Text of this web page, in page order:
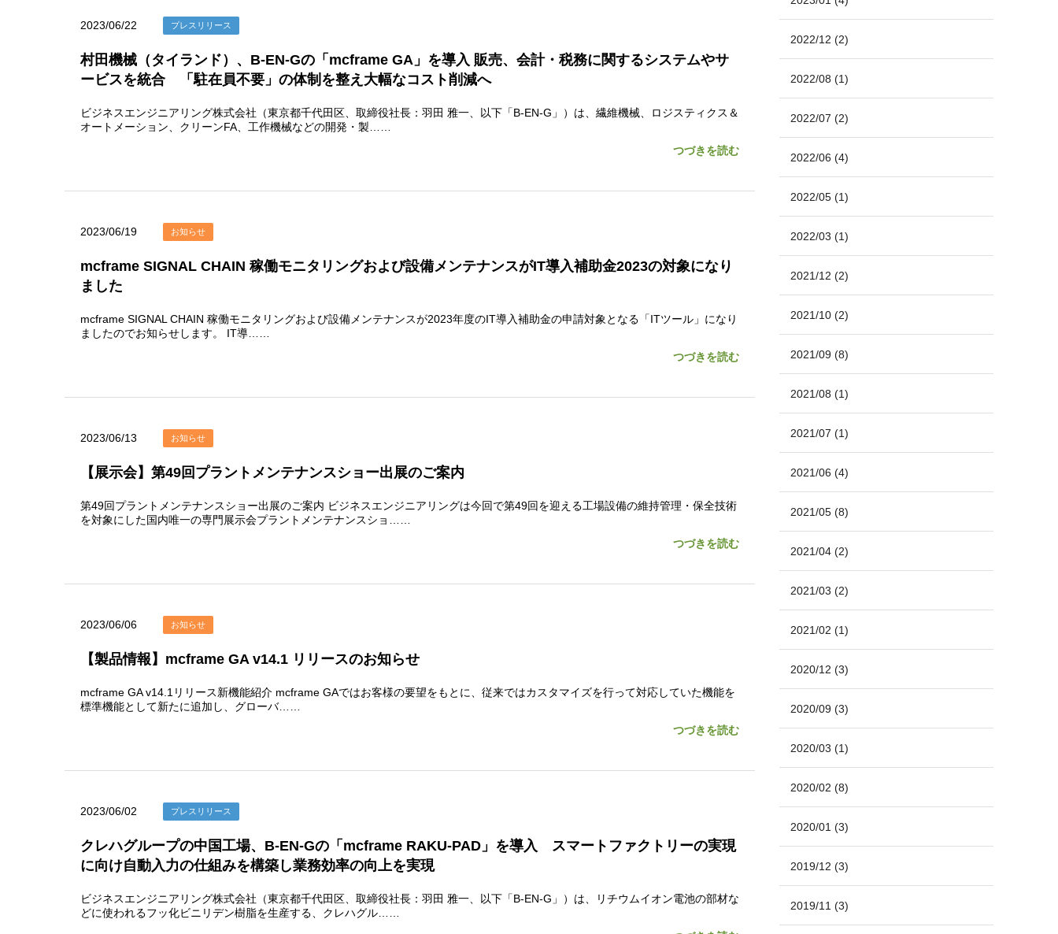
2023/06/22 プレスリリース
村田機械（タイランド）、B-EN-Gの「mcframe GA」を導入 販売、会計・税務に関するシステムやサ
ービスを統合 「駐在員不要」の体制を整え大幅なコスト削減へ
ビジネスエンジニアリング株式会社（東京都千代田区、取締役社長：羽田 雅一、以下「B-EN-G」）は、繊維機械、ロジスティクス＆
オートメーション、クリーンFA、工作機械などの開発・製……
つづきを読む
2023/06/19 お知らせ
mcframe SIGNAL CHAIN 稼働モニタリングおよび設備メンテナンスがIT導入補助金2023の対象になり
ました
mcframe SIGNAL CHAIN 稼働モニタリングおよび設備メンテナンスが2023年度のIT導入補助金の申請対象となる「ITツール」になり
ましたのでお知らせします。 IT導……
つづきを読む
2023/06/13 お知らせ
【展示会】第49回プラントメンテナンスショー出展のご案内
第49回プラントメンテナンスショー出展のご案内 ビジネスエンジニアリングは今回で第49回を迎える工場設備の維持管理・保全技術
を対象にした国内唯一の専門展示会プラントメンテナンスショ……
つづきを読む
2023/06/06 お知らせ
【製品情報】mcframe GA v14.1 リリースのお知らせ
mcframe GA v14.1リリース新機能紹介 mcframe GAではお客様の要望をもとに、従来ではカスタマイズを行って対応していた機能を
標準機能として新たに追加し、グローバ……
つづきを読む
2023/06/02 プレスリリース
クレハグループの中国工場、B-EN-Gの「mcframe RAKU-PAD」を導入 スマートファクトリーの実現
に向け自動入力の仕組みを構築し業務効率の向上を実現
ビジネスエンジニアリング株式会社（東京都千代田区、取締役社長：羽田 雅一、以下「B-EN-G」）は、リチウムイオン電池の部材な
どに使われるフッ化ビニリデン樹脂を生産する、クレハグル……
2022/12 (2)
2022/08 (1)
2022/07 (2)
2022/06 (4)
2022/05 (1)
2022/03 (1)
2021/12 (2)
2021/10 (2)
2021/09 (8)
2021/08 (1)
2021/07 (1)
2021/06 (4)
2021/05 (8)
2021/04 (2)
2021/03 (2)
2021/02 (1)
2020/12 (3)
2020/09 (3)
2020/03 (1)
2020/02 (8)
2020/01 (3)
2019/12 (3)
2019/11 (3)